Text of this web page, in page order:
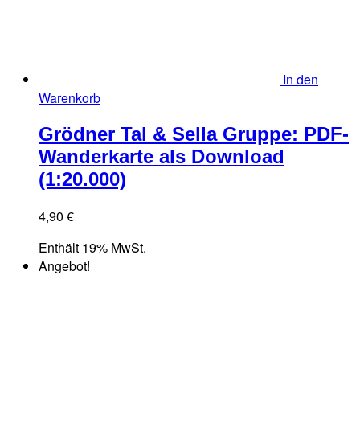
In den
Warenkorb
Grödner Tal & Sella Gruppe: PDF-
Wanderkarte als Download
(1:20.000)
4,90 €
Enthält 19% MwSt.
Angebot!